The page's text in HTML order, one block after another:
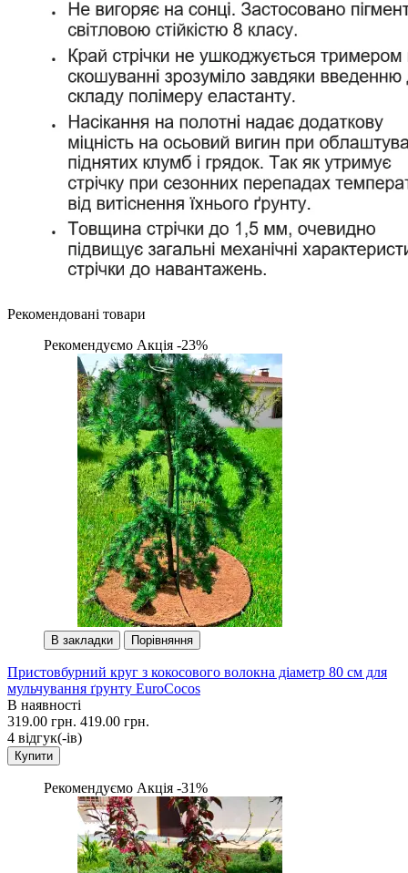
Рекомендовані товари
Рекомендуємо Акція -23%
В закладки Порівняння
Пристовбурний круг з кокосового волокна діаметр 80 см для
мульчування ґрунту EuroCocos
В наявності
319.00 грн. 419.00 грн.
4 вiдгук(-iв)
Купити
Рекомендуємо Акція -31%